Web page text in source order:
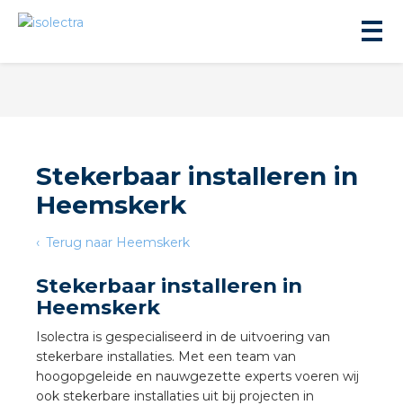
Stekerbaar installeren in
Heemskerk
Terug naar Heemskerk
Stekerbaar installeren in
Heemskerk
Isolectra is gespecialiseerd in de uitvoering van
stekerbare installaties. Met een team van
hoogopgeleide en nauwgezette experts voeren wij
ook stekerbare installaties uit bij projecten in